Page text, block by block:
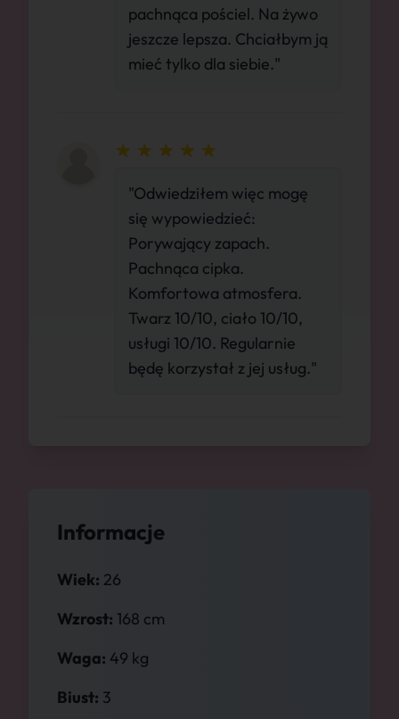
Informacje
Wiek: 26
Wzrost: 168 cm
Waga: 49 kg
Biust: 3
pachnąca pościel. Na żywo
jeszcze lepsza. Chciałbym ją
mieć tylko dla siebie."
"Odwiedziłem więc mogę
się wypowiedzieć:
Porywający zapach.
Pachnąca cipka.
Komfortowa atmosfera.
Twarz 10/10, ciało 10/10,
usługi 10/10. Regularnie
będę korzystał z jej usług."